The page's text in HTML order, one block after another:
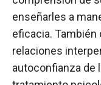
enseñarles a
eficacia.
relaciones
autoconfianza de